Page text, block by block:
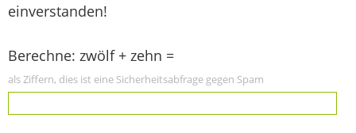
einverstanden!
Berechne: zwölf + zehn =
als Ziffern, dies ist eine Sicherheitsabfrage gegen Spam